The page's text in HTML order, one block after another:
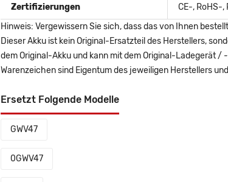
Zertifizierungen
CE-, RoHS-,
Hinweis: Vergewissern Sie sich, dass das von Ihnen
Dieser Akku ist kein Original-Ersatzteil des Herstellers,
dem Original-Akku und kann mit dem Original-Ladegerät
Warenzeichen sind Eigentum des jeweiligen Herstellers
Ersetzt Folgende Modelle
GWV47
0GWV47